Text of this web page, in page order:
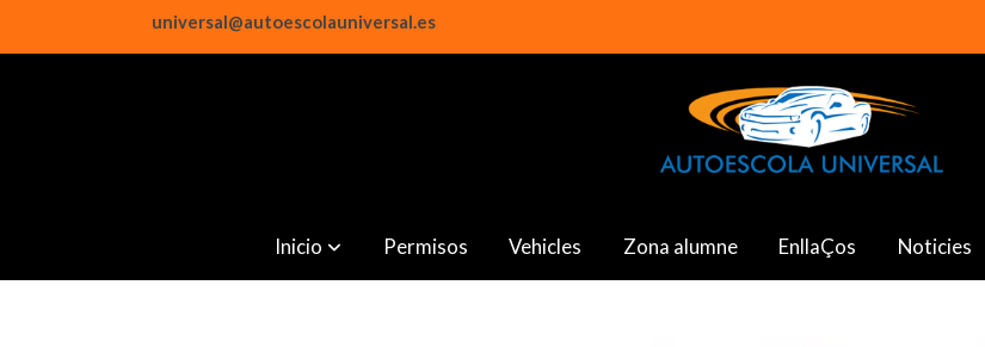
universal@autoescolauniversal.es
Inicio Permisos Vehicles Zona alumne EnllaÇos Noticies